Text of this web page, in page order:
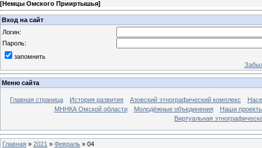
[Немцы Омского Прииртышья]
Вход на сайт
Логин:
Пароль:
запомнить
Меню сайта
Главная страница История развития Азовский этнографический комплекс
МННКА Омской области
Молодёжные объединения
Наши
Виртуальная
Главная » 2021 » Февраль » 04